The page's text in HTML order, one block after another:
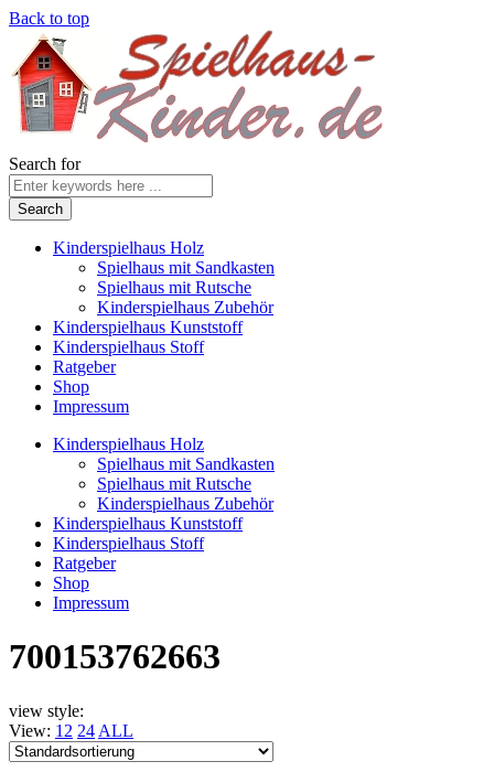
Back to top
Search for
Kinderspielhaus Holz
Spielhaus mit Sandkasten
Spielhaus mit Rutsche
Kinderspielhaus Zubehör
Kinderspielhaus Kunststoff
Kinderspielhaus Stoff
Ratgeber
Shop
Impressum
Kinderspielhaus Holz
Spielhaus mit Sandkasten
Spielhaus mit Rutsche
Kinderspielhaus Zubehör
Kinderspielhaus Kunststoff
Kinderspielhaus Stoff
Ratgeber
Shop
Impressum
700153762663
view style:
View: 12 24 ALL